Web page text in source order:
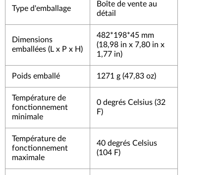
Type d'emballage
Boîte de vente au
détail
Dimensions
emballées (L x P x H)
482*198*45 mm
(18,98 in x 7,80 in x
1,77 in)
Poids emballé 1271 g (47,83 oz)
Température de
fonctionnement
minimale
0 degrés Celsius (32
F)
Température de
fonctionnement
maximale
40 degrés Celsius
(104 F)